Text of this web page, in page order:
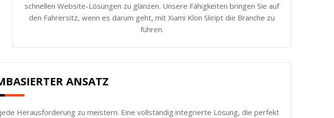
schnellen Website-Lösungen zu glänzen. Unsere Fähigkeiten bringen Sie auf
den Fahrersitz, wenn es darum geht, mit Xiami Klon Skript die Branche zu
führen.
ANSATZ
Herausforderung zu meistern. Eine vollständig integrierte Lösung, die perfekt